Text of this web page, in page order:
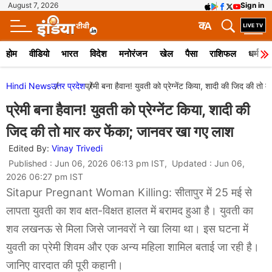
August 7, 2026 Sign in
A
क
होम वीडियो भारत विदेश मनोरंजन खेल पैसा राशिफल धर्म
Hindi Newsउत्तर प्रदेशप्रेमी बना हैवान! युवती को प्रेग्नेंट किया, शादी की जिद की
प्रेमी बना हैवान! युवती को प्रेग्नेंट किया, शादी की
जिद की तो मार कर फेंका; जानवर खा गए लाश
Edited By: Vinay Trivedi
Published : Jun 06, 2026 06:13 pm IST, Updated : Jun 06,
2026 06:27 pm IST
Sitapur Pregnant Woman Killing: सीतापुर में 25 मई से
लापता युवती का शव क्षत-विक्षत हालत में बरामद हुआ है। युवती का
शव लखनऊ से मिला जिसे जानवरों ने खा लिया था। इस घटना में
युवती का प्रेमी शिवम और एक अन्य महिला शामिल बताई जा रही है।
जानिए वारदात की पूरी कहानी।